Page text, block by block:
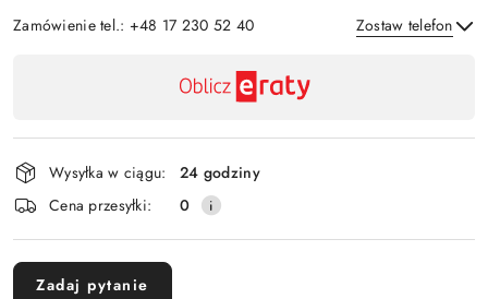
Zamówienie tel.: +48 17 230 52 40 Zostaw telefon
płatność
i
dostawa
Wysyłka w ciągu:
24 godziny
Cena przesyłki:
0
Zadaj pytanie